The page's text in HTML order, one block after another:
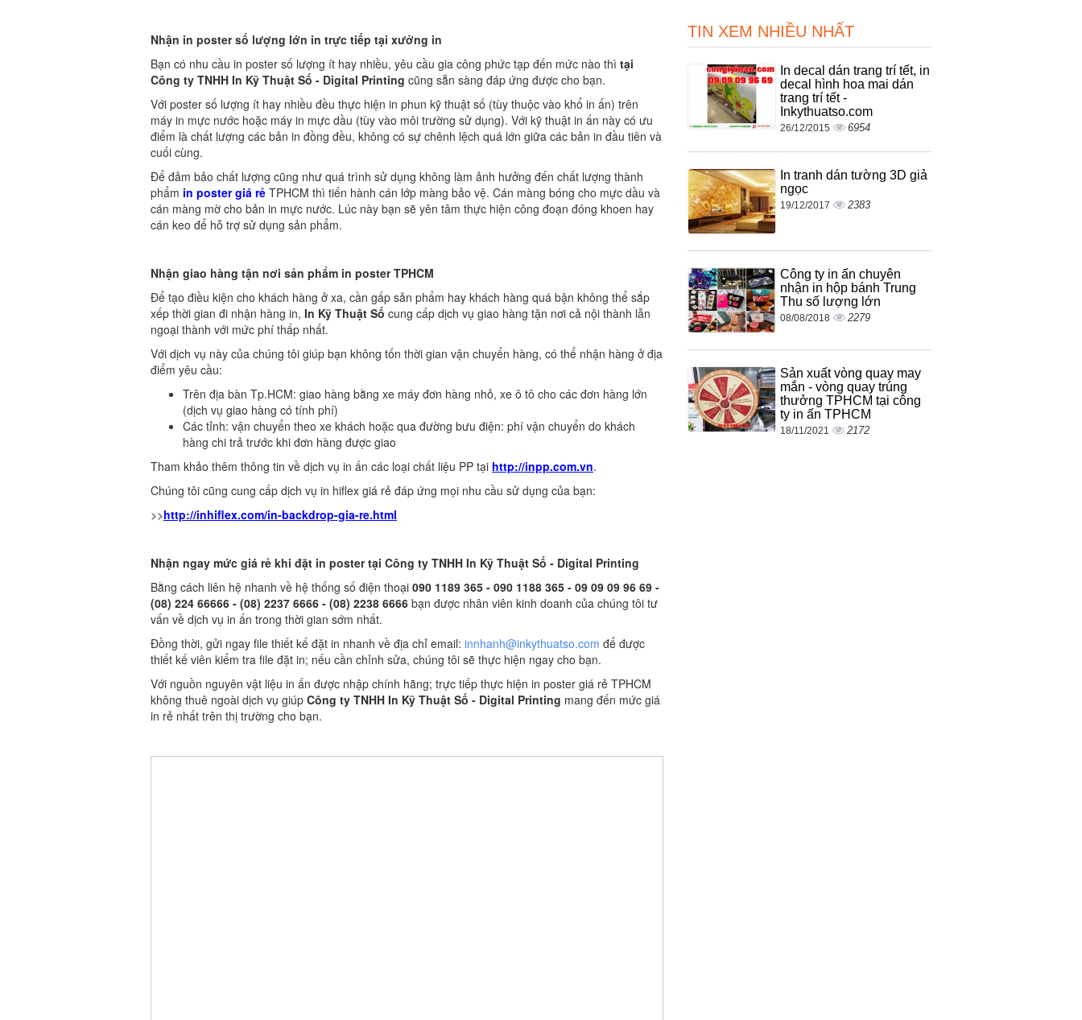
Nhận in poster số lượng lớn in trực tiếp tại xưởng in
Bạn có nhu cầu in poster số lượng ít hay nhiều, yêu cầu gia công phức tạp đến mức nào thì tại
Công ty TNHH In Kỹ Thuật Số - Digital Printing cũng sẵn sàng đáp ứng được cho bạn.
Với poster số lượng ít hay nhiều đều thực hiện in phun kỹ thuật số (tùy thuộc vào khổ in ấn) trên
máy in mực nước hoặc máy in mực dầu (tùy vào môi trường sử dụng). Với kỹ thuật in ấn này có ưu
điểm là chất lượng các bản in đồng đều, không có sự chênh lệch quá lớn giữa các bản in đầu tiên và
cuối cùng.
Để đảm bảo chất lượng cũng như quá trình sử dụng không làm ảnh hưởng đến chất lượng thành
phẩm in poster giá rẻ TPHCM thì tiến hành cán lớp màng bảo vệ. Cán màng bóng cho mực dầu và
cán màng mờ cho bản in mực nước. Lúc này bạn sẽ yên tâm thực hiện công đoạn đóng khoen hay
cán keo để hỗ trợ sử dụng sản phẩm.
Nhận giao hàng tận nơi sản phẩm in poster TPHCM
Để tạo điều kiện cho khách hàng ở xa, cần gấp sản phẩm hay khách hàng quá bận không thể sắp
xếp thời gian đi nhận hàng in, In Kỹ Thuật Số cung cấp dịch vụ giao hàng tận nơi cả nội thành lẫn
ngoại thành với mức phí thấp nhất.
Với dịch vụ này của chúng tôi giúp bạn không tốn thời gian vận chuyển hàng, có thể nhận hàng ở địa
điểm yêu cầu:
Trên địa bàn Tp.HCM: giao hàng bằng xe máy đơn hàng nhỏ, xe ô tô cho các đơn hàng lớn
(dịch vụ giao hàng có tính phí)
Các tỉnh: vận chuyển theo xe khách hoặc qua đường bưu điện: phí vận chuyển do khách
hàng chi trả trước khi đơn hàng được giao
Tham khảo thêm thông tin về dịch vụ in ấn các loại chất liệu PP tại http://inpp.com.vn.
Chúng tôi cũng cung cấp dịch vụ in hiflex giá rẻ đáp ứng mọi nhu cầu sử dụng của bạn:
>>http://inhiflex.com/in-backdrop-gia-re.html
Nhận ngay mức giá rẻ khi đặt in poster tại Công ty TNHH In Kỹ Thuật Số - Digital Printing
Bằng cách liên hệ nhanh về hệ thống số điện thoại 090 1189 365 - 090 1188 365 - 09 09 09 96 69 -
(08) 224 66666 - (08) 2237 6666 - (08) 2238 6666 bạn được nhân viên kinh doanh của chúng tôi tư
vấn về dịch vụ in ấn trong thời gian sớm nhất.
Đồng thời, gửi ngay file thiết kế đặt in nhanh về địa chỉ email: innhanh@inkythuatso.com để được
thiết kế viên kiểm tra file đặt in; nếu cần chỉnh sửa, chúng tôi sẽ thực hiện ngay cho bạn.
Với nguồn nguyên vật liệu in ấn được nhập chính hãng; trực tiếp thực hiện in poster giá rẻ TPHCM
không thuê ngoài dịch vụ giúp Công ty TNHH In Kỹ Thuật Số - Digital Printing mang đến mức giá
in rẻ nhất trên thị trường cho bạn.
TIN XEM NHIỀU NHẤT
In decal dán trang trí tết, in
decal hình hoa mai dán
trang trí tết -
Inkythuatso.com
26/12/2015 6954
In tranh dán tường 3D giả
ngọc
19/12/2017 2383
Công ty in ấn chuyên
nhận in hộp bánh Trung
Thu số lượng lớn
08/08/2018 2279
Sản xuất vòng quay may
mắn - vòng quay trúng
thưởng TPHCM tại công
ty in ấn TPHCM
18/11/2021 2172